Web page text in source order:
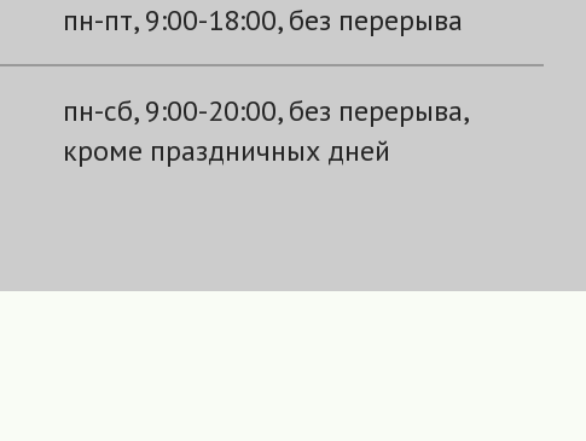
пн-пт, 9:00-18:00, без перерыва
пн-сб, 9:00-20:00, без перерыва,
кроме праздничных дней